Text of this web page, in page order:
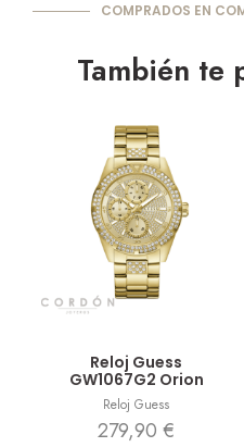
COMPRADOS EN
También te
Reloj Guess
GW1067G2 Orion
Reloj Guess
279,90€